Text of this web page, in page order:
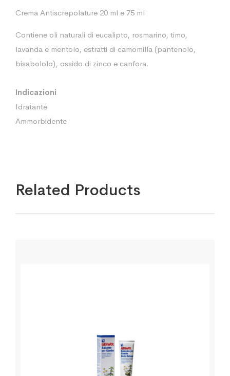
Crema Antiscrepolature 20 ml e 75 ml
Contiene oli naturali di eucalipto, rosmarino, timo,
lavanda e mentolo, estratti di camomilla (pantenolo,
bisabololo), ossido di zinco e canfora.
Indicazioni
Idratante
Ammorbidente
Related Products